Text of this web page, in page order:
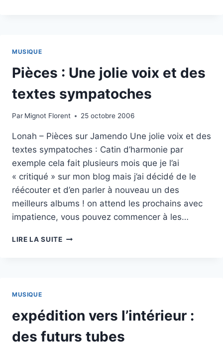
MUSIQUE
Pièces : Une jolie voix et des
textes sympatoches
Par Mignot Florent 25 octobre 2006
Lonah – Pièces sur Jamendo Une jolie voix et des
textes sympatoches : Catin d’harmonie par
exemple cela fait plusieurs mois que je l’ai
« critiqué » sur mon blog mais j’ai décidé de le
réécouter et d’en parler à nouveau un des
meilleurs albums ! on attend les prochains avec
impatience, vous pouvez commencer à les…
LIRE LA SUITEPIÈCES
TEXTES
SYMPATOCHES
MUSIQUE
expédition vers l’intérieur :
des futurs tubes